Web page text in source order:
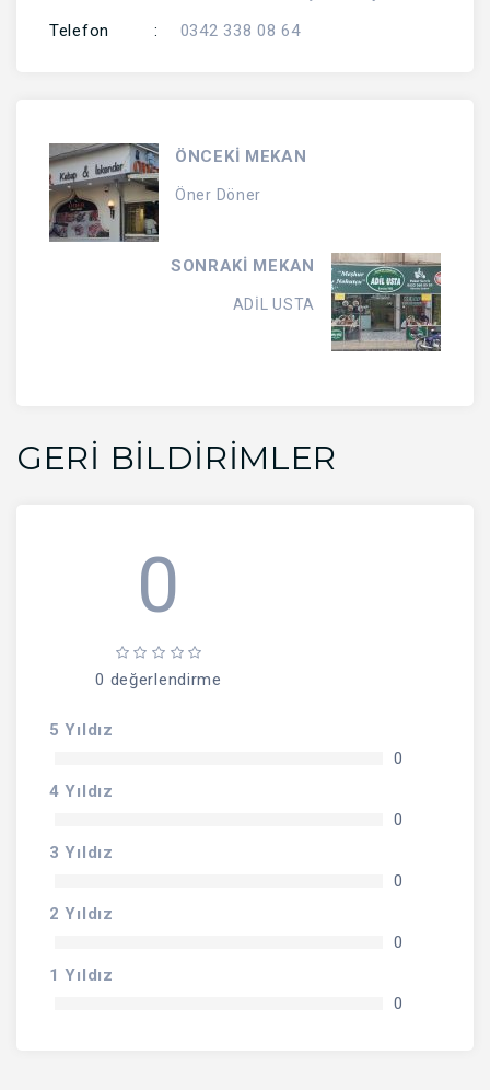
Telefon
: 0342 338 08 64
ÖNCEKİ MEKAN
Öner Döner
SONRAKİ MEKAN
ADİL USTA
GERI BILDIRIMLER
0
0 değerlendirme
5 Yıldız
0
4 Yıldız
0
3 Yıldız
0
2 Yıldız
0
1 Yıldız
0